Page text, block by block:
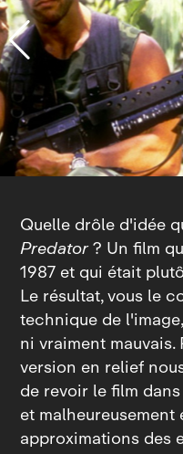
Quelle drôle d'idée
Predator? Un film
1987 et qui était
Le résultat, vous le
technique de
ni vraiment
version en relief
de revoir le film
et
approximations des